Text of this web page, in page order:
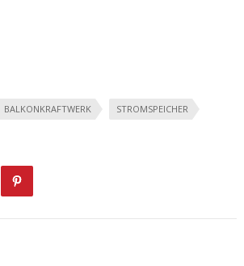
BALKONKRAFTWERK STROMSPEICHER